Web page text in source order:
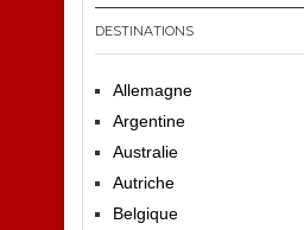
DESTINATIONS
Allemagne
Argentine
Australie
Autriche
Belgique